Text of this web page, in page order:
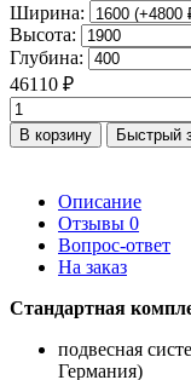
Ширина:
Высота:
Глубина:
46110 ₽
В корзину Быстрый
Описание
Отзывы 0
Вопрос-ответ
На заказ
Стандартная
подвесная
Германия)